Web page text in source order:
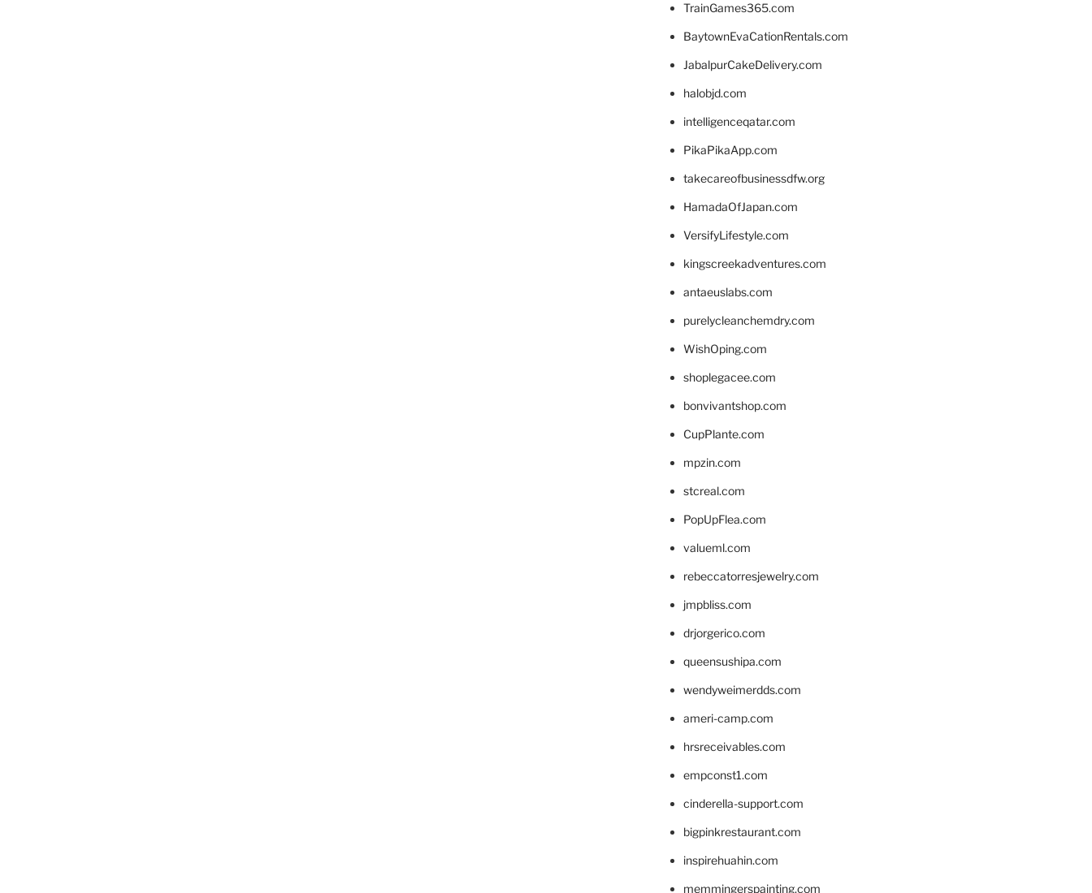
TrainGames365.com
BaytownEvaCationRentals.com
JabalpurCakeDelivery.com
halobjd.com
intelligenceqatar.com
PikaPikaApp.com
takecareofbusinessdfw.org
HamadaOfJapan.com
VersifyLifestyle.com
kingscreekadventures.com
antaeuslabs.com
purelycleanchemdry.com
WishOping.com
shoplegacee.com
bonvivantshop.com
CupPlante.com
mpzin.com
stcreal.com
PopUpFlea.com
valueml.com
rebeccatorresjewelry.com
jmpbliss.com
drjorgerico.com
queensushipa.com
wendyweimerdds.com
ameri-camp.com
hrsreceivables.com
empconst1.com
cinderella-support.com
bigpinkrestaurant.com
inspirehuahin.com
memmingerspainting.com